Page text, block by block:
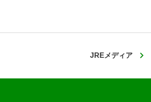
JREメディア